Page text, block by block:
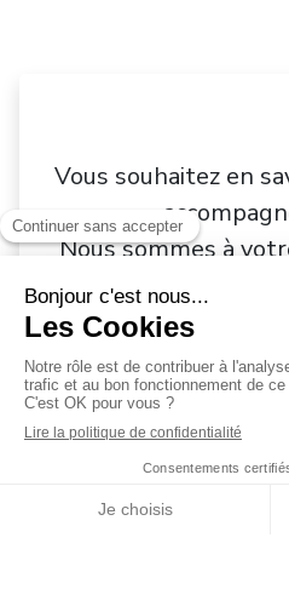
Vous souhaitez en
Nous sommes à